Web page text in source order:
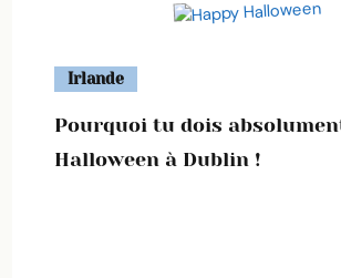
Irlande
Pourquoi tu dois
Halloween à Dublin !